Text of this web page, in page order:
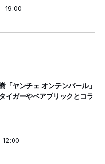
19:00
「ヤンチェ オンテンバール」
イガーやベアブリックとコラ